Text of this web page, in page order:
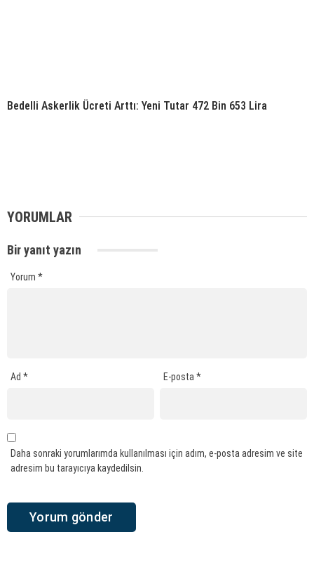
Bedelli Askerlik Ücreti Arttı: Yeni Tutar 472 Bin 653 Lira
YORUMLAR
Bir yanıt yazın
Yorum *
Ad * E-posta*
Daha sonraki yorumlarımda kullanılması için adım, e-posta adresim ve site
adresim bu tarayıcıya kaydedilsin.